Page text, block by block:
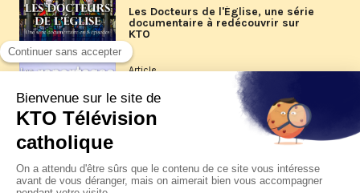
Les Docteurs de l'Église, une série
documentaire à redécouvrir sur
KTO
Article
Les reportages d'été 2026 de KTO
La visite pastorale du pape Léon
XIV à Assise à suivre sur KTO le
jeudi 6 août